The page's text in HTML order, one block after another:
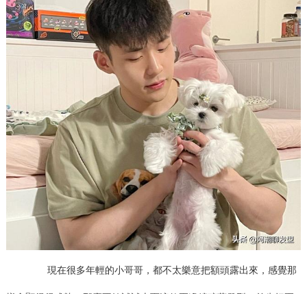
現在很多年輕的小哥哥，都不太樂意把額頭露出來，感覺那